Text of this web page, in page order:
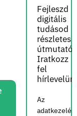
Fejleszd
digitális
tudásod
részletes
Iratkozz
fel
Az